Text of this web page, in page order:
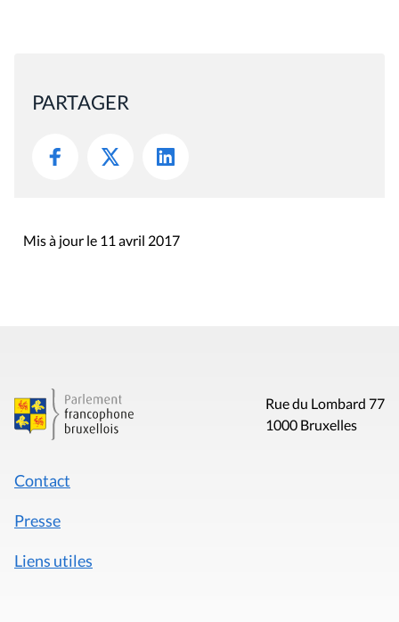
PARTAGER
Mis à jour le 11 avril 2017
Rue du Lombard 77
1000 Bruxelles
Contact
Presse
Liens utiles